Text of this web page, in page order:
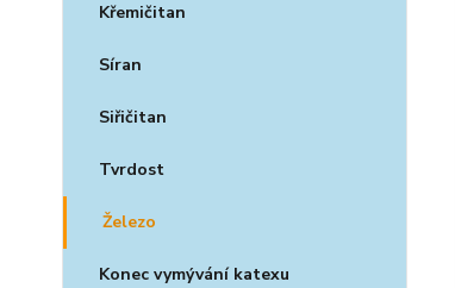
Křemičitan
Síran
Siřičitan
Tvrdost
Železo
Konec vymývání katexu